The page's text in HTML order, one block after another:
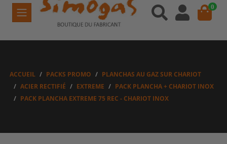
0
ACCUEIL PACKS PROMO
PLANCHAS AU GAZ SUR CHARIOT
ACIER RECTIFIÉ
EXTREME
PACK PLANCHA + CHARIOT INOX
PACK PLANCHA EXTREME 75 REC - CHARIOT INOX